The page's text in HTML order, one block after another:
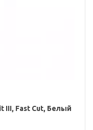
III, Fast Cut, Белый